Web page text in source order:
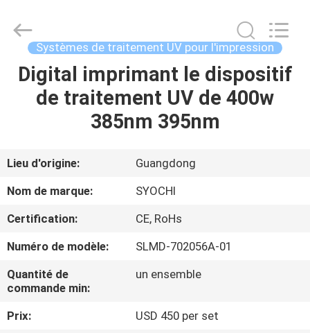
MAISON
PRODUITS
AU
SUJET
DE
VISITE
Syochi
Electronics
Reserved.
Systèmes de traitement UV pour l'impression
Digital imprimant le dispositif
de traitement UV de 400w
385nm 395nm
Lieu d'origine:
Guangdong
Nom de marque:
SYOCHI
Certification:
CE, RoHs
Numéro de modèle:
SLMD-702056A-01
Quantité de
commande min:
un ensemble
Prix:
USD 450 per set